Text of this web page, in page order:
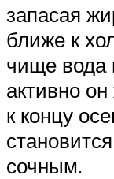
запасая
ближе к
чище вода
активно
к концу
сочным.